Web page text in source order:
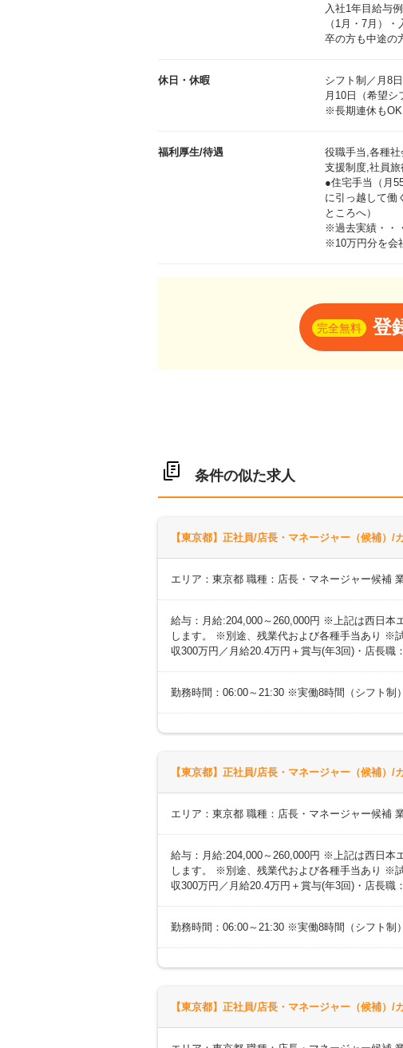
入社1年目給与
（1月・7月）
休日・休暇
シフト制／月8
月10日（希望
※長期連休もOK
福利厚生/待遇
役職手当,各種
支援制度,社員旅
●住宅手当（月
に引っ越して働
ところへ）
※過去実績・・
※10万円分を会
完全無料 登
条件の似た求人
【東京都】正社員/店長・マネージャー（候補）/
エリア：東京都 職種：店長・マネージャー候補
給与：月給:204,000～260,000円 ※上記は西日本
します。 ※別途、残業代および各種手当あり ※
収300万円／月給20.4万円＋賞与(年3回)・店長職
勤務時間：06:00～21:30 ※実働8時間（シフト
【東京都】正社員/店長・マネージャー（候補）/
エリア：東京都 職種：店長・マネージャー候補
給与：月給:204,000～260,000円 ※上記は西日本
します。 ※別途、残業代および各種手当あり ※
収300万円／月給20.4万円＋賞与(年3回)・店長職
勤務時間：06:00～21:30 ※実働8時間（シフト
【東京都】正社員/店長・マネージャー（候補）/